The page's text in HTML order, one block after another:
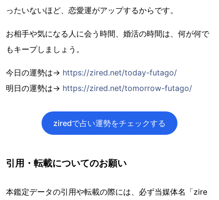
ったいないほど、恋愛運がアップするからです。
お相手や気になる人に会う時間、婚活の時間は、何が何で
もキープしましょう。
今日の運勢は→ https://zired.net/today-futago/
明日の運勢は→ https://zired.net/tomorrow-futago/
ziredで占い運勢をチェックする
引用・転載についてのお願い
本鑑定データの引用や転載の際には、必ず当媒体名「zire